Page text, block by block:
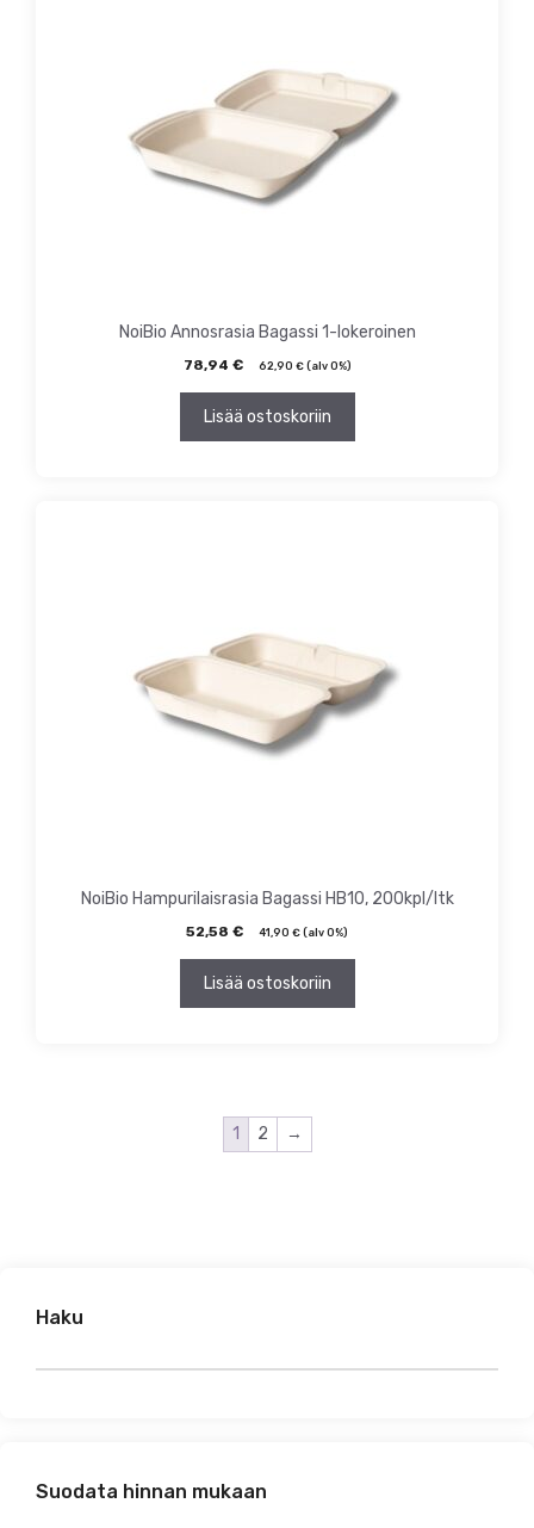
NoiBio Annosrasia Bagassi 1-lokeroinen
78,94 € 62,90 €(alv 0%)
Lisää ostoskoriin
NoiBio Hampurilaisrasia Bagassi HB10, 200kpl/ltk
52,58 € 41,90 € (alv 0%)
Lisää ostoskoriin
1 2 →
Haku
Suodata hinnan mukaan